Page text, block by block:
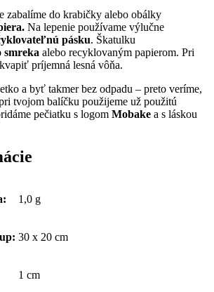
zabalíme do krabičky alebo obálky
Na lepenie používame výlučne
pásku. Škatulku
smreka alebo recyklovaným papierom. Pri
príjemná lesná vôňa.
a byť takmer bez odpadu – preto veríme,
tvojom balíčku použijeme už použitú
pečiatku s logom Mobake a s láskou
1,0 g
30 x 20 cm
1 cm